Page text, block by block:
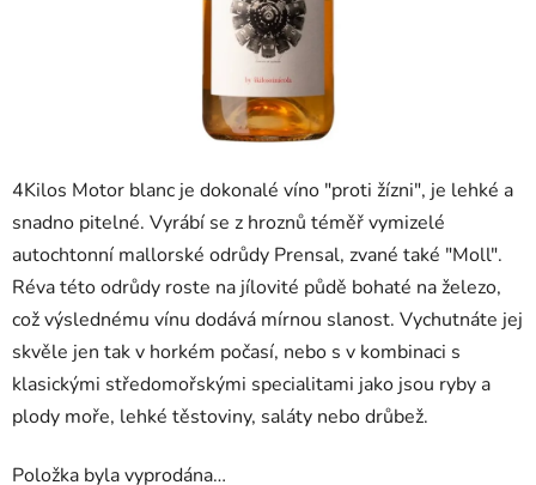
4Kilos Motor blanc je dokonalé víno "proti žízni", je lehké a
snadno pitelné. Vyrábí se z hroznů téměř vymizelé
autochtonní mallorské odrůdy Prensal, zvané také "Moll".
Réva této odrůdy roste na jílovité půdě bohaté na železo,
což výslednému vínu dodává mírnou slanost. Vychutnáte jej
skvěle jen tak v horkém počasí, nebo s v kombinaci s
klasickými středomořskými specialitami jako jsou ryby a
plody moře, lehké těstoviny, saláty nebo drůbež.
Položka byla vyprodána…